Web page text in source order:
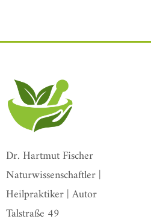
Dr. Hartmut Fischer
Naturwissenschaftler |
Heilpraktiker | Autor
Talstraße 49